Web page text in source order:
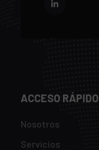
ACCESO RÁPIDO
Nosotros
Servicios